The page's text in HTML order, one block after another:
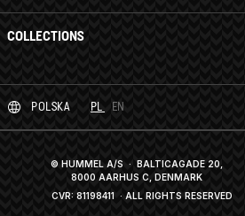
COLLECTIONS
POLSKA PL EN
© HUMMEL A/S · BALTICAGADE 20,
8000 AARHUS C, DENMARK
CVR: 81198411 · ALL RIGHTS RESERVED